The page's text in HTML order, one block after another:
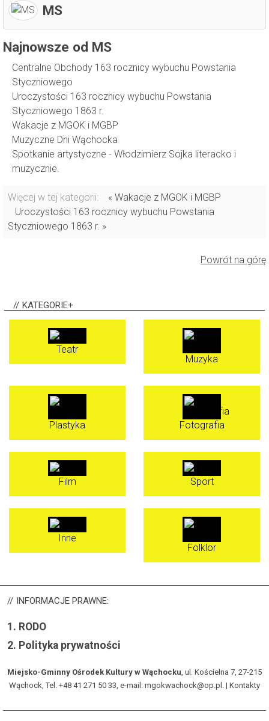
MS
Najnowsze od MS
Centralne Obchody 163 rocznicy wybuchu Powstania
Styczniowego
Uroczystości 163 rocznicy wybuchu Powstania
Styczniowego 1863 r.
Wakacje z MGOK i MGBP
Muzyczne Dni Wąchocka
Spotkanie artystyczne - Włodzimierz Sojka literacko i
muzycznie.
Więcej w tej kategorii:
« Wakacje z MGOK i MGBP
Uroczystości 163 rocznicy wybuchu Powstania
Styczniowego 1863 r. »
Powrót na górę
KATEGORIE+
Teatr
Muzyka
Plastyka Fotografia
Film Sport
Inne
Folklor
INFORMACJEPRAWNE:
1. RODO
2. Polityka prywatności
Miejsko-Gminny Ośrodek Kultury w Wąchocku , ul. Kościelna 7, 27-215
Wąchock, Tel. +48 41 271 50 33, e-mail: mgokwachock@op.pl. | Kontakty